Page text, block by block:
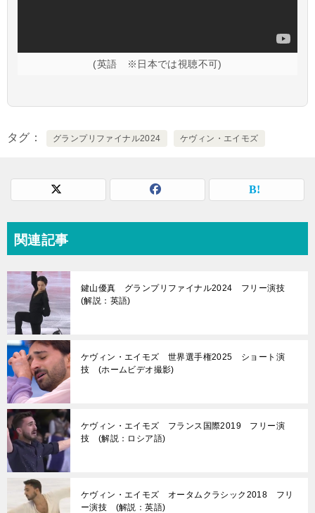
(英語 ※日本では視聴不可)
タグ グランプリファイナル2024 ケヴィン・エイモズ
関連記事
鍵山優真 グランプリファイナル2024 フリー演技
(解説：英語)
ケヴィン・エイモズ 世界選手権2025 ショート演
技 (ホームビデオ撮影)
ケヴィン・エイモズ フランス国際2019 フリー演
技 (解説：ロシア語)
ケヴィン・エイモズ オータムクラシック2018 フリ
ー演技 (解説：英語)